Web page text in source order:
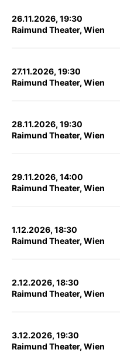
26.11.2026, 19:30
Raimund Theater, Wien
27.11.2026, 19:30
Raimund Theater, Wien
28.11.2026, 19:30
Raimund Theater, Wien
29.11.2026, 14:00
Raimund Theater, Wien
1.12.2026, 18:30
Raimund Theater, Wien
2.12.2026, 18:30
Raimund Theater, Wien
3.12.2026, 19:30
Raimund Theater, Wien